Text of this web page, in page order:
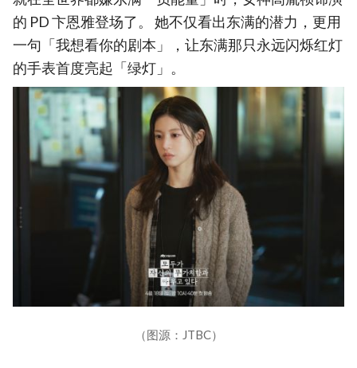
的 PD 卞恩雅登场了。 她不仅看出东满的潜力，更用
一句「我想看你的剧本」，让东满那只永远闪烁红灯
的手表首度亮起「绿灯」。
（图源：JTBC）